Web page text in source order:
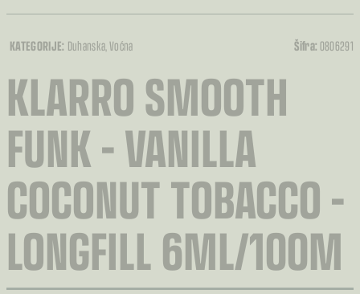
KATEGORIJE: Duhanska, Voćna Šifra:0806291
KLARRO SMOOTH
FUNK – VANILLA
COCONUT TOBACCO –
LONGFILL 6ML/100M